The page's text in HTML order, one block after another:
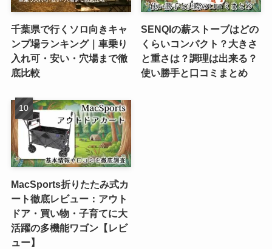
千葉県で行くソロ向きキャ
ンプ場ランキング｜車乗り
入れ可・安い・穴場まで徹
底比較
SENQIの薪ストーブはどの
くらいコンパクト？大きさ
と重さは？調理は出来る？
使い勝手と口コミまとめ
MacSports折りたたみ式カ
ート徹底レビュー：アウト
ドア・買い物・子育てに大
活躍の多機能ワゴン【レビ
ュー】